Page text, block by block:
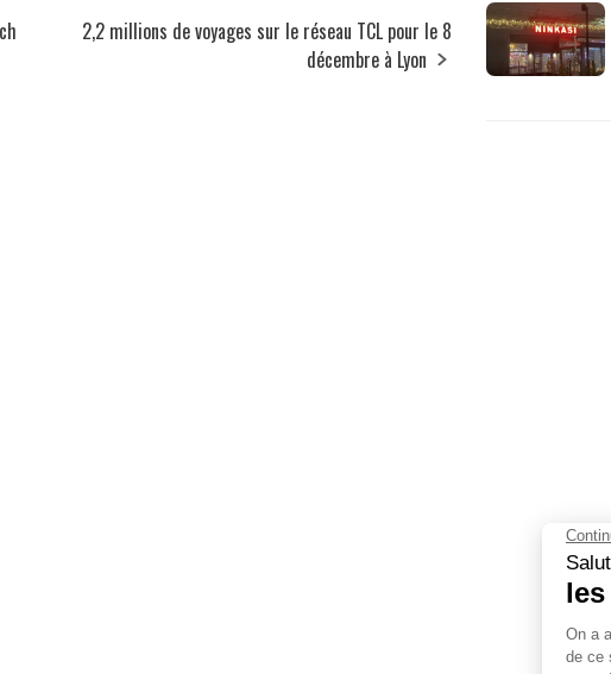
2,2 millions de voyages sur le réseau TCL pour le 8
décembre à Lyon